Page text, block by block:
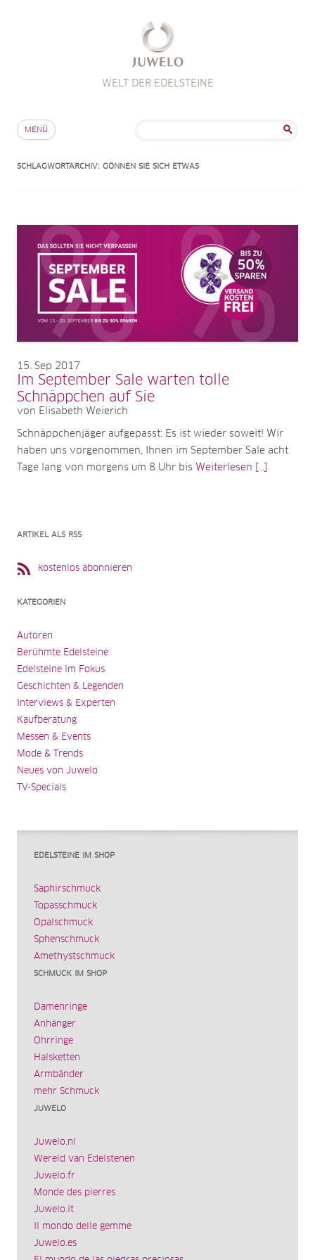
WELT DER EDELSTEINE
MENÜ
SCHLAGWORTARCHIV: GÖNNEN SIE SICH ETWAS
15 Sep 2017
Im September Sale warten tolle
Schnäppchen auf Sie
von Elisabeth Weierich
Schnäppchenjäger aufgepasst: Es ist wieder soweit! Wir
haben uns vorgenommen, Ihnen im September Sale acht
Tage lang von morgens um 8 Uhr bis Weiterlesen [...]
ARTIKEL ALS RSS
kostenlos abonnieren
KATEGORIEN
Autoren
Berühmte Edelsteine
Edelsteine im Fokus
Geschichten & Legenden
Interviews & Experten
Kaufberatung
Messen & Events
Mode & Trends
Neues von Juwelo
TV-Specials
EDELSTEINE IM SHOP
Saphirschmuck
Topasschmuck
Opalschmuck
Sphenschmuck
Amethystschmuck
SCHMUCK IM SHOP
Damenringe
Anhänger
Ohrringe
Halsketten
Armbänder
mehr Schmuck
JUWELO
Juwelo.nl
Wereld van Edelstenen
Juwelo.fr
Monde des pierres
Juwelo.it
Il mondo delle gemme
Juwelo.es